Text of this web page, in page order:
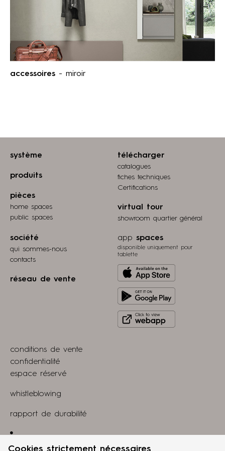
accessoires - miroir
système
produits
pièces
home spaces
public spaces
télécharger
catalogues
fiches techniques
Certifications
virtual tour
showroom quartier général
société
qui sommes-nous
contacts
réseau de vente
app spaces
disponible uniquement pour
tablette
from
store
it
Play
to
conditions de vente
confidentialité
espace réservé
whistleblowing
rapport de durabilité
Linkedin
Cookies strictement nécessaires